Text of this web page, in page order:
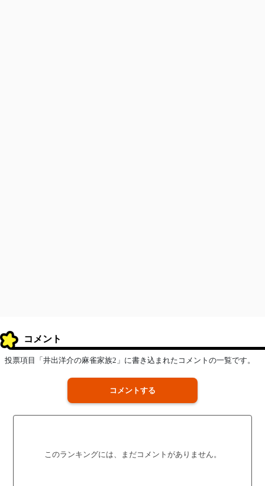
コメント
投票項目「井出洋介の麻雀家族2」に書き込まれたコメントの一覧です。
コメントする
このランキングには、まだコメントがありません。